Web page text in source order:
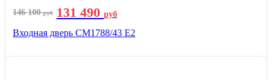
146 100руб 131 490 руб
Входная дверь СМ1788/43 E2